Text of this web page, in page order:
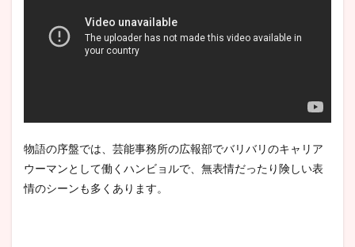
物語の序盤では、芸能事務所の広報部でバリバリのキャリア
ウーマンとして働くハンビョルで、無表情だったり険しい表
情のシーンも多くあります。